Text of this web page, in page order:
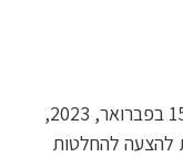
נבקש להביא לתשומת ליבכם כי ביום 15 בפברואר, 2023,
להצעה להחלטות